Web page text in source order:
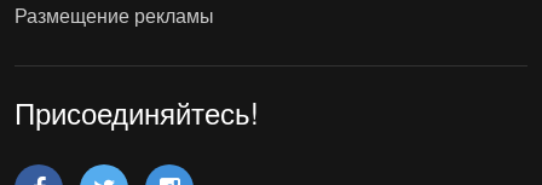
Размещение рекламы
Присоединяйтесь!